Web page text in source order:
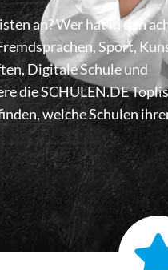
an? Wer hat in den
Sport,
Digitale Schule und
die SCHULEN.DE
welche Schulen